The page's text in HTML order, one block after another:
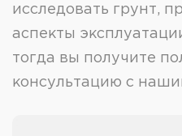
исследовать грунт,
аспекты
тогда вы получите
консультацию с